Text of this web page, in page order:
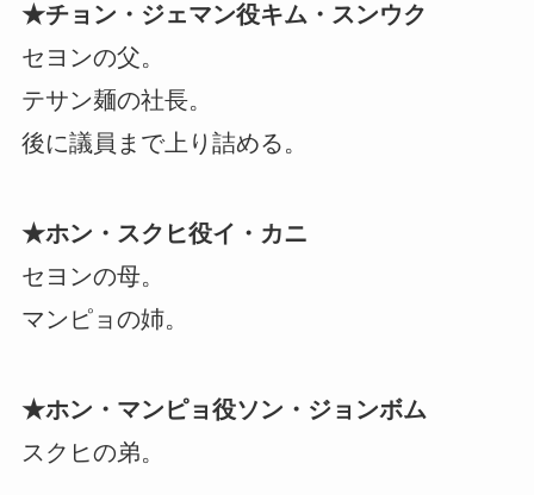
★チョン・ジェマン役キム・スンウク
セヨンの父。
テサン麺の社長。
後に議員まで上り詰める。
★ホン・スクヒ役イ・カニ
セヨンの母。
マンピョの姉。
★ホン・マンピョ役ソン・ジョンボム
スクヒの弟。